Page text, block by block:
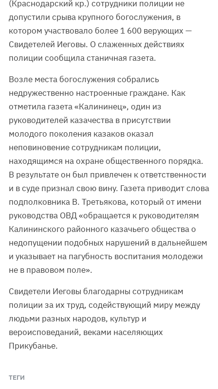
(Краснодарский кр.) сотрудники полиции не
допустили срыва крупного богослужения, в
котором участвовало более 1 600 верующих —
Свидетелей Иеговы. О слаженных действиях
полиции сообщила станичная газета.
Возле места богослужения собрались
недружественно настроенные граждане. Как
отметила газета «Калининец», один из
руководителей казачества в присутствии
молодого поколения казаков оказал
неповиновение сотрудникам полиции,
находящимся на охране общественного порядка.
В результате он был привлечен к ответственности
и в суде признал свою вину. Газета приводит слова
подполковника В. Третьякова, который от имени
руководства ОВД «обращается к руководителям
Калининского районного казачьего общества о
недопущении подобных нарушений в дальнейшем
и указывает на пагубность воспитания молодежи
не в правовом поле».
Свидетели Иеговы благодарны сотрудникам
полиции за их труд, содействующий миру между
людьми разных народов, культур и
вероисповеданий, веками населяющих
Прикубанье.
ТЕГИ